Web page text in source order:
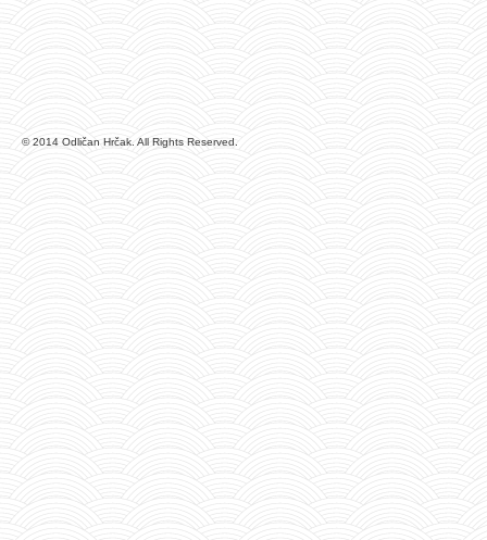
© 2014 Odličan Hrčak. All Rights Reserved.